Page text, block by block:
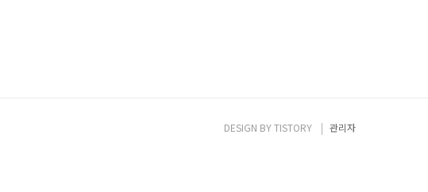
DESIGN BYTISTORY 관리자